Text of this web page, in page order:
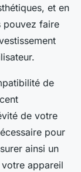
et en
pouvez faire
de
de votre
pour
ainsi un
appareil